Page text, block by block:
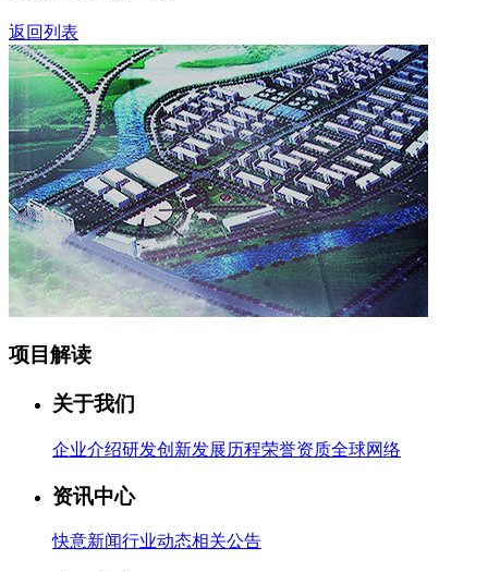
返回列表
项目解读
关于我们
企业介绍研发创新发展历程荣誉资质全球网络
资讯中心
快意新闻行业动态相关公告